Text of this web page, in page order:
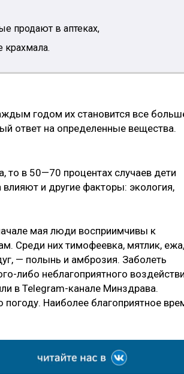
продают в аптеках,
крахмала.
годом их становится все
ответ на определенные вещества.
то в 50—70 процентах случаев дети
и другие факторы: экология,
мая люди восприимчивы к
Среди них тимофеевка, мятлик, ежа,
— полынь и амброзия. Заболеть
либо неблагоприятного
в Telegram-канале Минздрава.
Наиболее благоприятное